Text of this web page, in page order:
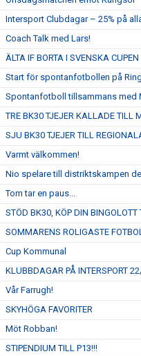
Intersport Clubdagar – 25% på
Coach Talk med Lars!
ÄLTA IF BORTA I SVENSKA CUPEN
Start för spontanfotbollen på
Spontanfotboll tillsammans med
TRE BK30 TJEJER KALLADE TILL
SJU BK30 TJEJER TILL
Varmt välkommen!
Nio spelare till distriktskampen
Tom tar en paus...
STÖD BK30, KÖP DIN BINGOLOTT
SOMMARENS ROLIGASTE
Cup Kommunal
KLUBBDAGAR PÅ INTERSPORT
Vår Farrugh!
SKYHÖGA FAVORITER
Möt Robban!
STIPENDIUM TILL P13!!!